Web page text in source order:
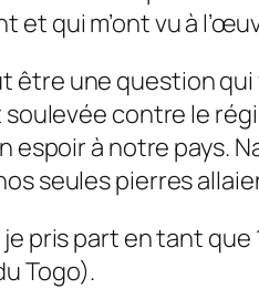
et qui m’ont vu à
être une question
contre le
espoir à notre pays.
seules pierres
pris part en tant que
Togo).